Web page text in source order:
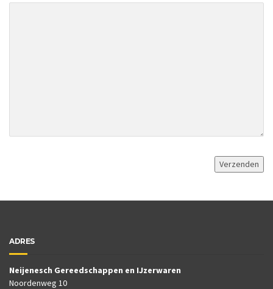
ADRES
Neijenesch Gereedschappen en IJzerwaren
Noordenweg 10